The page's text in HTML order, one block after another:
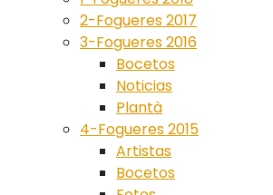
2-Fogueres 2017
3-Fogueres 2016
Bocetos
Noticias
Plantà
4-Fogueres 2015
Artistas
Bocetos